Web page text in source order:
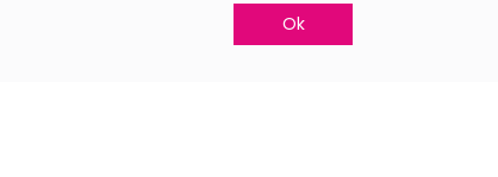
Ok